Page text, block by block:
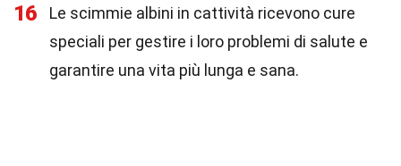
16
Le scimmie albini in cattività ricevono cure
speciali per gestire i loro problemi di salute e
garantire una vita più lunga e sana.